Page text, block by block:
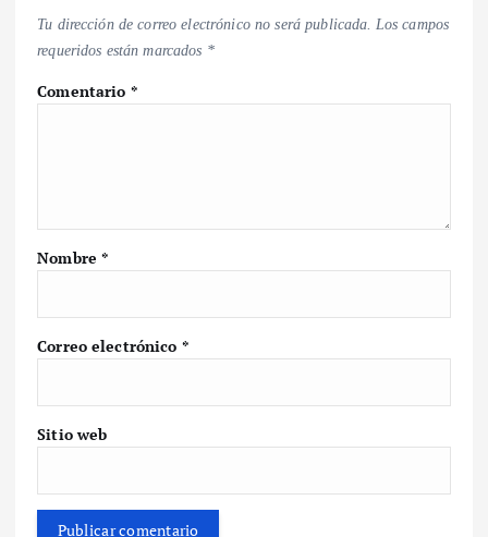
Tu dirección de correo electrónico no será publicada. Los campos
requeridos están marcados *
Comentario *
Nombre*
Correo electrónico *
Sitio web